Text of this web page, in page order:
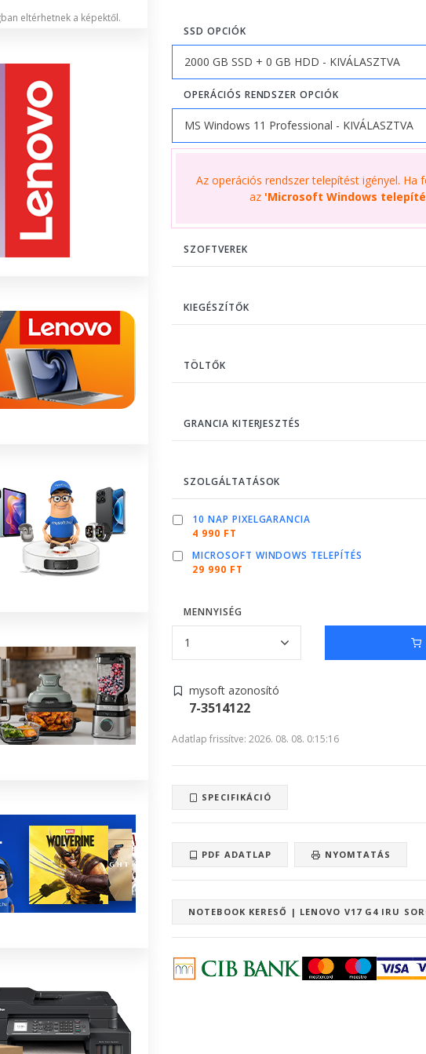
eltérhetnek a képektől.
SSD OPCIÓK
OPERÁCIÓS RENDSZER OPCIÓK
Az operációs rendszer telepítést igényel. Ha
az 'Microsoft Windows
SZOFTVEREK
KIEGÉSZÍTŐK
TÖLTŐK
GRANCIA KITERJESZTÉS
SZOLGÁLTATÁSOK
10 NAP PIXELGARANCIA
4 990 FT
MICROSOFT WINDOWS TELEPÍTÉS
29 990 FT
MENNYISÉG
mysoft azonosító
7-3514122
Adatlap frissítve: 2026. 08. 08. 0:15:16
SPECIFIKÁCIÓ
PDF ADATLAP NYOMTATÁS
NOTEBOOK KERESŐ | LENOVO V17 G4 IRU